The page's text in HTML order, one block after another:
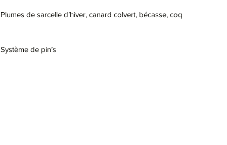
Plumes de sarcelle d’hiver, canard colvert, bécasse, coq
Système de pin’s